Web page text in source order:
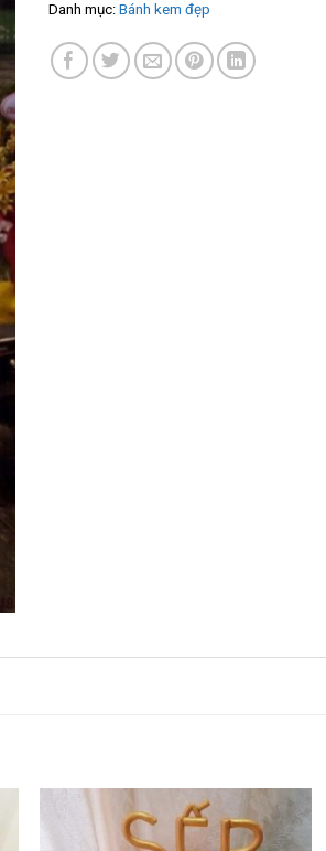
Danh mục: Bánh kem đẹp